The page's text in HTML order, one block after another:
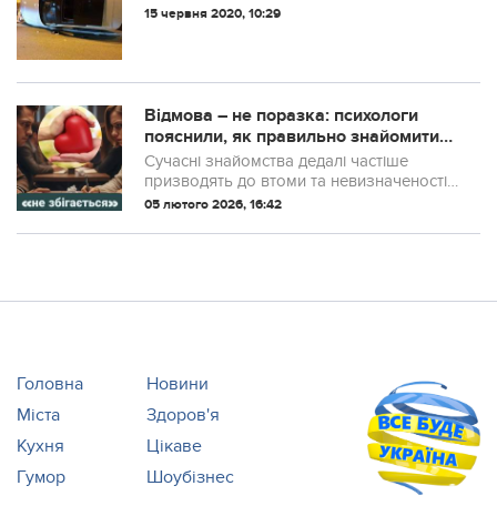
матеріал
15 червня 2020, 10:29
Відмова – не поразка: психологи
пояснили, як правильно знайомитися
і не боятися йти
Сучасні знайомства дедалі частіше
призводять до втоми та невизначеності.
Психологи пояснюють, як знайомства з
рівень щастя.
05 лютого 2026, 16:42
Головна
Новини
Міста
Здоров'я
Кухня
Цікаве
Гумор
Шоубізнес